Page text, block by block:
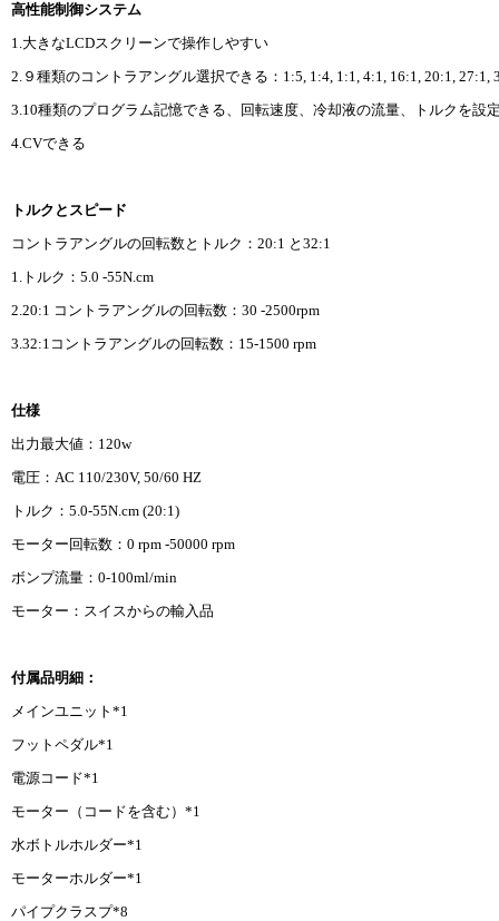
高性能制御システム
1.大きなLCDスクリーンで操作しやすい
2.９種類のコントラアングル選択できる：1:5, 1:4, 1:1, 4:1, 16:1, 20:1, 27:1,
3.10種類のプログラム記憶できる、回転速度、冷却液の流量、トルクを設
4.CVできる
トルクとスピード
コントラアングルの回転数とトルク：20:1 と32:1
1.トルク：5.0 -55N.cm
2.20:1 コントラアングルの回転数：30 -2500rpm
3.32:1コントラアングルの回転数：15-1500 rpm
仕様
出力最大値：120w
電圧：AC 110/230V, 50/60 HZ
トルク：5.0-55N.cm (20:1)
モーター回転数：0 rpm -50000 rpm
ボンプ流量：0-100ml/min
モーター：スイスからの輸入品
付属品明細：
メインユニット*1
フットペダル*1
電源コード*1
モーター（コードを含む）*1
水ボトルホルダー*1
モーターホルダー*1
パイプクラスプ*8